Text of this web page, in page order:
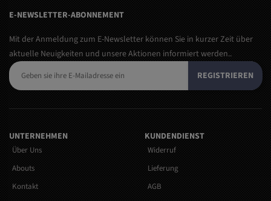
E-NEWSLETTER-ABONNEMENT
Mit der Anmeldung zum E-Newsletter können Sie in kurzer Zeit über
aktuelle Neuigkeiten und unsere Aktionen informiert werden..
REGISTRIEREN
UNTERNEHMEN
Über Uns
Abouts
Kontakt
KUNDENDIENST
Widerruf
Lieferung
AGB